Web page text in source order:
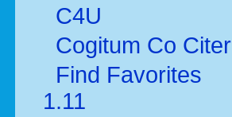
C4U
Cogitum Co Citer
Find Favorites
1.11